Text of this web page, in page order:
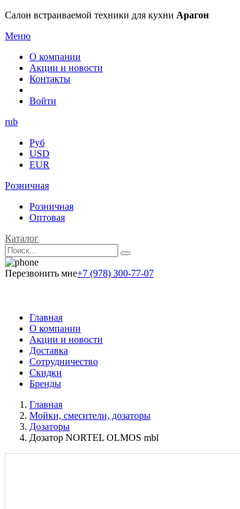
Салон встраиваемой техники для кухни Арагон
Меню
О компании
Акции и новости
Контакты
Войти
rub
Руб
USD
EUR
Розничная
Розничная
Оптовая
Каталог
Перезвонить мне+7 (978) 300-77-07
Главная
О компании
Акции и новости
Доставка
Сотрудничество
Скидки
Бренды
Главная
Мойки, смесители, дозаторы
Дозаторы
Дозатор NORTEL OLMOS mbl